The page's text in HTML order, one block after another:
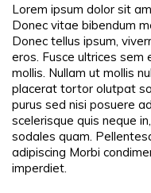
Lorem ipsum dolor sit
Donec vitae bibendum
Donec tellus ipsum,
eros. Fusce ultrices sem
mollis. Nullam ut mollis
placerat tortor olutpat
purus sed nisi posuere
scelerisque quis neque
sodales quam.
adipiscing Morbi
imperdiet.